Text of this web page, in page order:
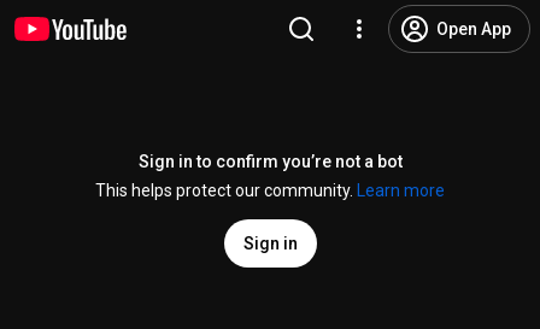
Open App
Sign in to confirm you’re not a bot
This helps protect our community.
Learn more
Sign in